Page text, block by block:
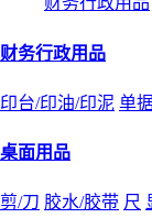
财务行政用品
印台/印油/印泥 单
桌面用品
剪/刀 胶水/胶带 尺